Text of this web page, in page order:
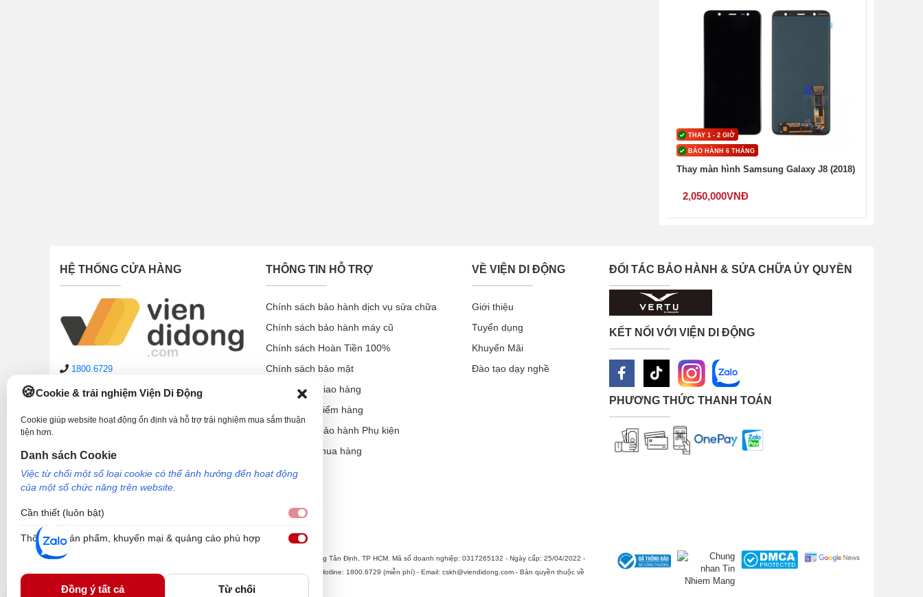
Cookie & trải nghiệm Viện Di Động
Cookie giúp website hoạt động ổn định và hỗ trợ trải nghiệm mua sắm thuận
tiện hơn.
Danh sách Cookie
Việc từ chối một số loại cookie có thể ảnh hưởng đến hoạt động
của một số chức năng trên website.
Cần thiết (luôn bật)
Thông tin sản phẩm, khuyến mại & quảng cáo phù hợp
Đồng ý tất cả Từ chối
THAY 1 - 2 GIỜ
BẢO HÀNH 6 THÁNG
Thay màn hình Samsung Galaxy J8 (2018)
2,050,000VNĐ
HỆ THỐNG CỬA HÀNG
1800.6729
08:00 – 21:00hàng ngày
(cả Chủ nhật & ngày lễ)
Phản ánh dịch vụ:
THÔNG TIN HỖ TRỢ
Chính sách bảo hành dịch vụ sửa chữa
Chính sách bảo hành máy cũ
Chính sách Hoàn Tiền 100%
Chính sách bảo mật
Chính sách giao hàng
Chính sách kiểm hàng
Chính sách bảo hành Phụ kiện
Hướng dẫn mua hàng
VỀ VIỆN DI ĐỘNG
Giới thiệu
Tuyển dụng
Khuyến Mãi
Đào tạo dạy nghề
ĐỐI TÁC BẢO HÀNH & SỬA CHỮA ỦY QUYỀN
KẾT NỐI VỚI VIỆN DI ĐỘNG
PHƯƠNG THỨC THANH TOÁN
Công Ty TNHH Công Nghệ và Đầu Tư Viện Di Động - 73 Trần Quang Khải, Phường Tân Định, TP HCM. Mã số doanh nghiệp: 0317265132 - Ngày cấp: 25/04/2022 -
Nơi cấp: Sở kế hoạch và đầu tư TP Hồ Chí Minh. Giám đốc: Nguyễn Ngọc Ngân. Hotline: 1800.6729 (miễn phí) - Email: cskh@viendidong.com - Bản quyền thuộc về
Viện Di Động.